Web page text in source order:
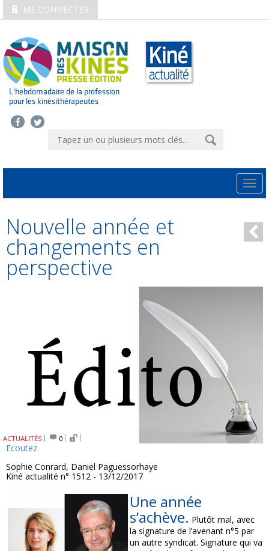
ME CONNECTER
L’hebdomadaire de la profession
pour les kinésithérapeutes
Nouvelle année et
changements en
perspective
ACTUALITÉS 0
Ecoutez
Sophie Conrard, Daniel Paguessorhaye
Kiné actualité n° 1512 - 13/12/2017
Une année
s’achève. Plutôt mal, avec
la signature de l’avenant n°5 par
un autre syndicat. Signature qui va